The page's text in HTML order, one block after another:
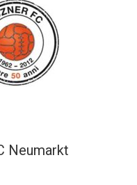
Neumarkt